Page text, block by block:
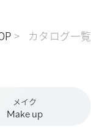
カタログ一覧
メイク
Make up